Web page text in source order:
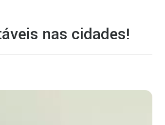
nas cidades!